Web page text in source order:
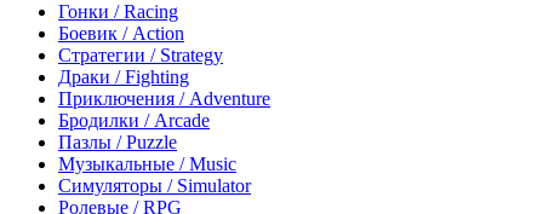
Гонки / Racing
Боевик / Action
Стратегии / Strategy
Драки / Fighting
Приключения / Adventure
Бродилки / Arcade
Пазлы / Puzzle
Музыкальные / Music
Симуляторы / Simulator
Ролевые / RPG